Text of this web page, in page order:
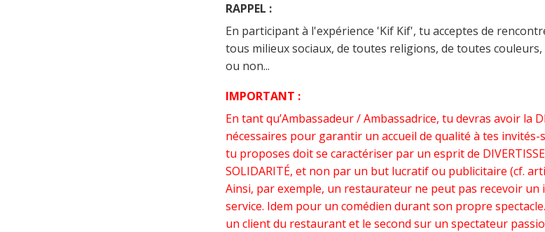
RAPPEL :
En participant à l'expérience 'Kif Kif', tu acceptes de
tous milieux sociaux, de toutes religions, de toutes
ou non...
IMPORTANT :
En tant qu’Ambassadeur / Ambassadrice, tu devras avoir la
nécessaires pour garantir un accueil de qualité à tes invités-
tu proposes doit se caractériser par un esprit de
SOLIDARITÉ, et non par un but lucratif ou publicitaire (cf.
Ainsi, par exemple, un restaurateur ne peut pas recevoir
service. Idem pour un comédien durant son propre
un client du restaurant et le second sur un spectateur